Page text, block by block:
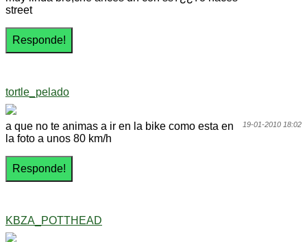
street
tortle_pelado
19-01-2010 18:02
a que no te animas a ir en la bike como esta en
la foto a unos 80 km/h
KBZA_POTTHEAD